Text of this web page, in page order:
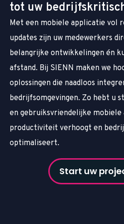
tot uw
Met een mobiele applicatie vol
updates zijn uw medewerkers
belangrijke ontwikkelingen én
afstand. Bij SIENN maken we
oplossingen die naadloos
bedrijfsomgevingen. Zo hebt u
en gebruiksvriendelijke mobiele
productiviteit verhoogt en
optimaliseert.
Start uw